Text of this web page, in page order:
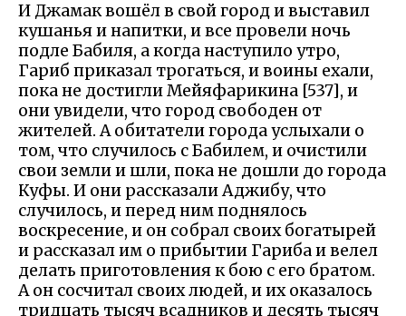
И Джамак вошёл в свой город и выставил
кушанья и напитки, и все провели ночь
подле Бабиля, а когда наступило утро,
Гариб приказал трогаться, и воины ехали,
пока не достигли Мейяфарикина [537], и
они увидели, что город свободен от
жителей. А обитатели города услыхали о
том, что случилось с Бабилем, и очистили
свои земли и шли, пока не дошли до города
Куфы. И они рассказали Аджибу, что
случилось, и перед ним поднялось
воскресение, и он собрал своих богатырей
и рассказал им о прибытии Гариба и велел
делать приготовления к бою с его братом.
А он сосчитал своих людей, и их оказалось
тридцать тысяч всадников и десять тысяч